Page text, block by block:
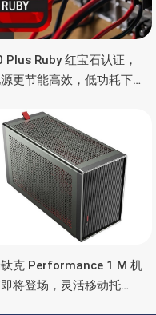
Plus Ruby 红宝石认证，
更节能高效，低功耗下
克 Performance 1 M 机
将登场，灵活移动托